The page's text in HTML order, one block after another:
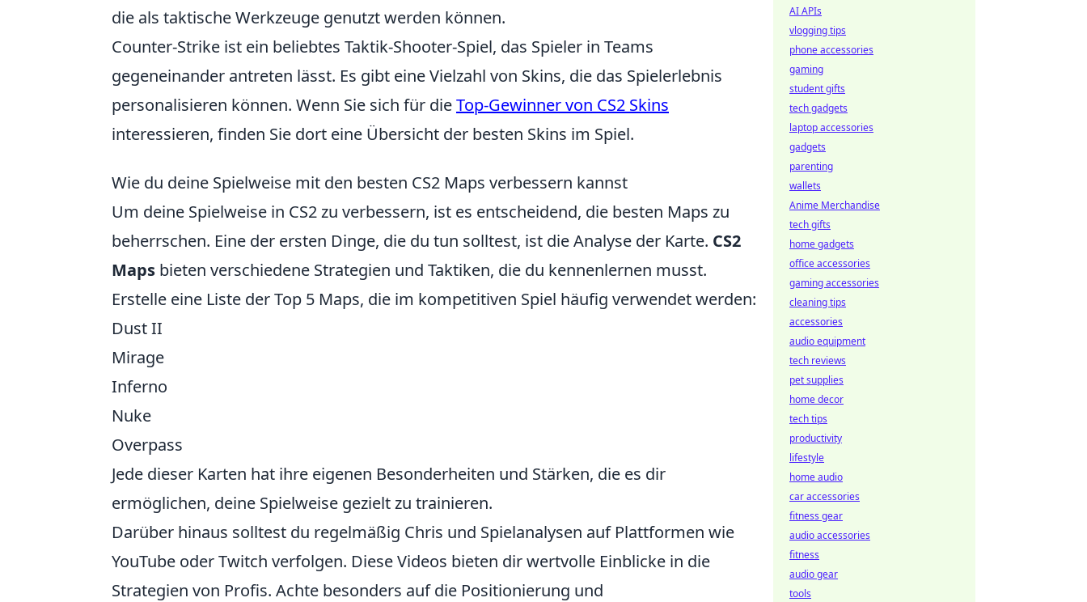
die als taktische Werkzeuge genutzt werden können.
Counter-Strike ist ein beliebtes Taktik-Shooter-Spiel, das Spieler in Teams
gegeneinander antreten lässt. Es gibt eine Vielzahl von Skins, die das Spielerlebnis
personalisieren können. Wenn Sie sich für dieTop-Gewinner von CS2 Skins
interessieren, finden Sie dort eine Übersicht der besten Skins im Spiel.
Wie du deine Spielweise mit den besten CS2 Maps verbessern kannst
Um deine Spielweise in CS2 zu verbessern, ist es entscheidend, die besten Maps zu
beherrschen. Eine der ersten Dinge, die du tun solltest, ist die Analyse der Karte. CS2
Maps bieten verschiedene Strategien und Taktiken, die du kennenlernen musst.
Erstelle eine Liste der Top 5 Maps, die im kompetitiven Spiel häufig verwendet werden:
Dust II
Mirage
Inferno
Nuke
Overpass
Jede dieser Karten hat ihre eigenen Besonderheiten und Stärken, die es dir
ermöglichen, deine Spielweise gezielt zu trainieren.
Darüber hinaus solltest du regelmäßig Chris und Spielanalysen auf Plattformen wie
YouTube oder Twitch verfolgen. Diese Videos bieten dir wertvolle Einblicke in die
Strategien von Profis. Achte besonders auf die Positionierung und
AI APIs
vlogging tips
phone accessories
gaming
student gifts
tech gadgets
laptop accessories
gadgets
parenting
wallets
Anime Merchandise
tech gifts
home gadgets
office accessories
gaming accessories
cleaning tips
accessories
audio equipment
tech reviews
pet supplies
home decor
tech tips
productivity
lifestyle
home audio
car accessories
fitness gear
audio accessories
fitness
audio gear
tools